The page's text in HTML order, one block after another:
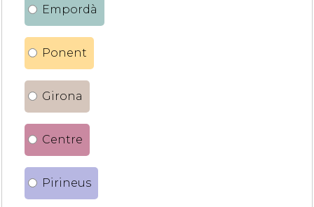
Empordà
Ponent
Girona
Centre
Pirineus